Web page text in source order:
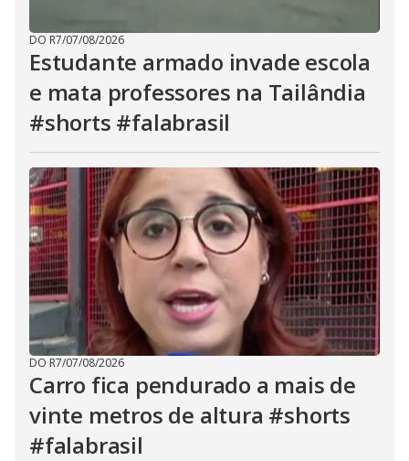
DO R7/07/08/2026
Estudante armado invade escola
e mata professores na Tailândia
#shorts #falabrasil
DO R7/07/08/2026
Carro fica pendurado a mais de
vinte metros de altura #shorts
#falabrasil